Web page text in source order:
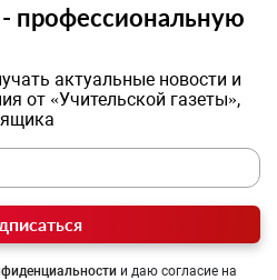
профессиональную
актуальные новости и
от «Учительской газеты»,
и даю согласие на